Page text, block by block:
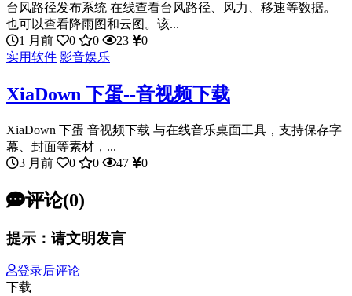
台风路径发布系统 在线查看台风路径、风力、移速等数据。
也可以查看降雨图和云图。该...
1 月前
0 0 23
0
实用软件 影音娱乐
XiaDown 下蛋--音视频下载
XiaDown 下蛋 音视频下载 与在线音乐桌面工具，支持保存字
幕、封面等素材，...
3 月前
0 0 47 0
评论(0)
提示：请文明发言
登录后评论
下载